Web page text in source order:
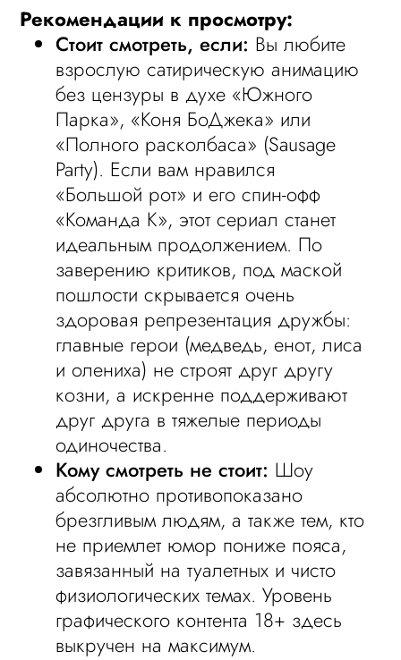
Рекомендации к просмотру:
Стоит смотреть, если: Вы любите
взрослую сатирическую анимацию
без цензуры в духе «Южного
Парка», «Коня БоДжека» или
«Полного расколбаса» (Sausage
Party). Если вам нравился
«Большой рот» и его спин-офф
«Команда К», этот сериал станет
идеальным продолжением. По
заверению критиков, под маской
пошлости скрывается очень
здоровая репрезентация дружбы:
главные герои (медведь, енот, лиса
и олениха) не строят друг другу
козни, а искренне поддерживают
друг друга в тяжелые периоды
одиночества.
Кому смотреть не стоит: Шоу
абсолютно противопоказано
брезгливым людям, а также тем, кто
не приемлет юмор пониже пояса,
завязанный на туалетных и чисто
физиологических темах. Уровень
графического контента 18+ здесь
выкручен на максимум.